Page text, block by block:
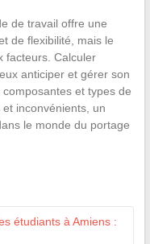
de travail offre une
de flexibilité, mais le
facteurs. Calculer
anticiper et gérer son
et types de
inconvénients, un
le monde du portage
étudiants à Amiens :